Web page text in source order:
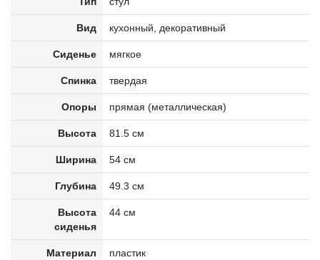
Вид кухонный, декоративный
Сиденье мягкое
Спинка твердая
Опоры прямая (металлическая)
Высота 81.5 см
Ширина 54 см
Глубина 49.3 см
Высота
сиденья
44 см
Материал
пластик